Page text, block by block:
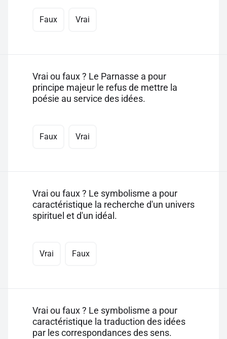
Faux Vrai
Vrai ou faux ? Le Parnasse a pour
principe majeur le refus de mettre la
poésie au service des idées.
Faux Vrai
Vrai ou faux ? Le symbolisme a pour
caractéristique la recherche d'un univers
spirituel et d'un idéal.
Vrai Faux
Vrai ou faux ? Le symbolisme a pour
caractéristique la traduction des idées
par les correspondances des sens.